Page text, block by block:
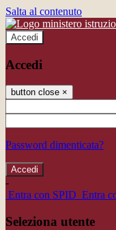
Salta al contenuto
Accedi
Accedi
button close ×
Password dimenticata?
-
Entra con SPID Entra
Seleziona utente